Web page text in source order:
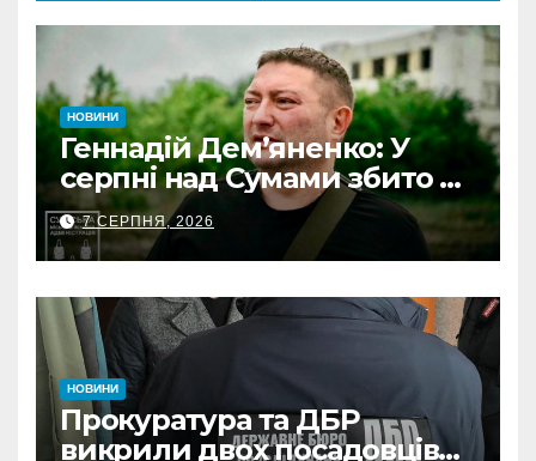
НОВИНИ
Геннадій Дем’яненко: У
серпні над Сумами збито 6
КАБів
7 СЕРПНЯ, 2026
НОВИНИ
Прокуратура та ДБР
викрили двох посадовців